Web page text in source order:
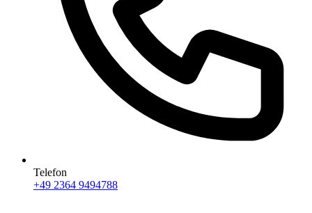
Telefon
+49 2364 9494788